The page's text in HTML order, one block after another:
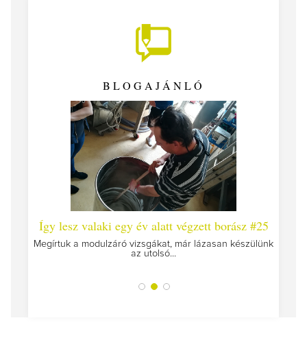
BLOGAJÁNLÓ
Így lesz valaki egy év alatt végzett borász #25
Megírtuk a modulzáró vizsgákat, már lázasan készülünk
az utolsó...